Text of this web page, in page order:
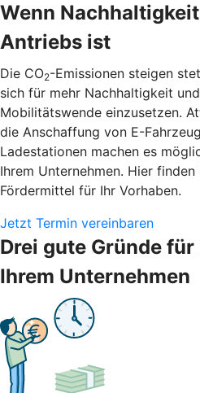
Wenn
Antriebs ist
Die CO2-Emissionen steigen
sich für mehr Nachhaltigkeit
Mobilitätswende einzusetzen.
die Anschaffung von E-
Ladestationen machen es
Ihrem Unternehmen. Hier
Fördermittel für Ihr Vorhaben.
Jetzt Termin vereinbaren
Drei gute Gründe
Ihrem Unternehmen